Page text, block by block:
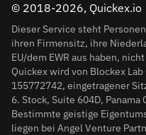
© 2018-2026, Quickex.io
Dieser Service steht
ihren Firmensitz, ihre
EU/dem EWR aus haben,
Quickex wird von Blockex
155772742, eingetragener
6. Stock, Suite 604D,
Bestimmte geistige
liegen bei Angel Venture